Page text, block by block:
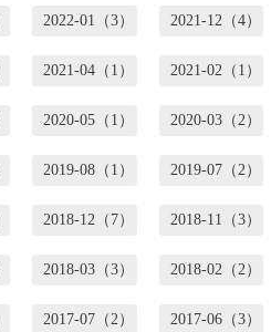
2022-01（3） 2021-12（4）
2021-04（1） 2021-02（1）
2020-05（1） 2020-03（2）
2019-08（1） 2019-07（2）
2018-12（7） 2018-11（3）
2018-03（3） 2018-02（2）
2017-07（2） 2017-06（3）